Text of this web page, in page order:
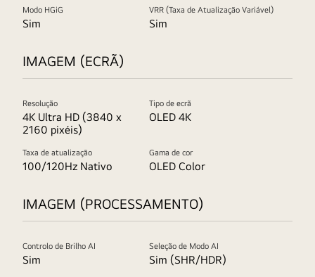
Modo HGiG
Sim
VRR (Taxa de Atualização Variável)
Sim
IMAGEM (ECRÃ)
Resolução
4K Ultra HD (3840 x
2160 pixéis)
Tipo de ecrã
OLED 4K
Taxa de atualização
100/120Hz Nativo
Gama de cor
OLED Color
IMAGEM (PROCESSAMENTO)
Controlo de Brilho AI
Sim
Seleção de Modo AI
Sim (SHR/HDR)